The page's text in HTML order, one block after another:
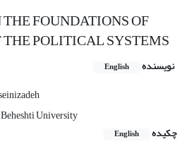
FOUNDATIONS OF
POLITICAL SYSTEMS
نویسنده English
University
چکیده
English